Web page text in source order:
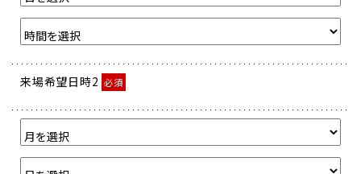
来場希望日時2 必須